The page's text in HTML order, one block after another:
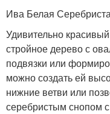
Ива Белая
Удивительно
стройное дерево с
подвязки или
можно создать ей
нижние ветви или
серебристым снопом